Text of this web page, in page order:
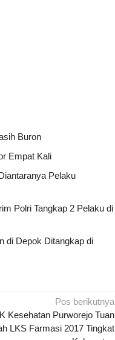
Buron
Empat Kali
Pelaku
Polri Tangkap 2 Pelaku di
di Depok Ditangkap di
Pos berikutnya
Kesehatan Purworejo Tuan
LKS Farmasi 2017 Tingkat